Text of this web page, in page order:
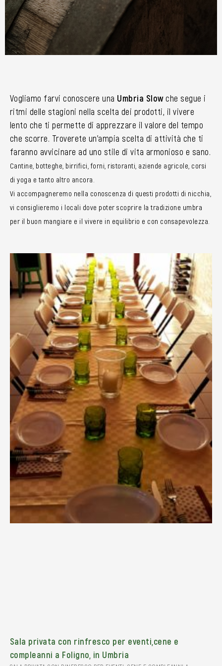
Vogliamo farvi conoscere una Umbria Slowche segue i
ritmi delle stagioni nella scelta dei prodotti, il vivere
lento che ti permette di apprezzare il valore del tempo
che scorre. Troverete un’ampia scelta di attività che ti
faranno avvicinare ad uno stile di vita armonioso e sano.
Cantine, botteghe, birrifici, forni, ristoranti, aziende agricole, corsi
di yoga e tanto altro ancora.
Vi accompagneremo nella conoscenza di questi prodotti di nicchia,
vi consiglieremo i locali dove poter scoprire la tradizione umbra
per il buon mangiare e il vivere in equilibrio e con consapevolezza.
Sala privata con rinfresco per eventi,cene e
compleanni a Foligno, in Umbria